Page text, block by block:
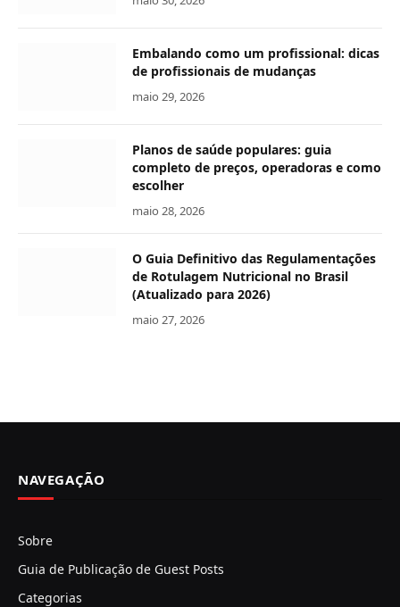
Embalando como um profissional: dicas
de profissionais de mudanças
maio 29, 2026
Planos de saúde populares: guia
completo de preços, operadoras e como
escolher
maio 28, 2026
O Guia Definitivo das Regulamentações
de Rotulagem Nutricional no Brasil
(Atualizado para 2026)
maio 27, 2026
NAVEGAÇÃO
Sobre
Guia de Publicação de Guest Posts
Categorias